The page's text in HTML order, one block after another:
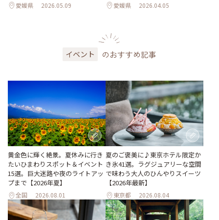
愛媛県 2026.05.09 愛媛県 2026.04.05
イベント のおすすめ記事
黄金色に輝く絶景。夏休みに行き
たいひまわりスポット＆イベント
15選。巨大迷路や夜のライトアッ
プまで【2026年夏】
全国 2026.08.01
夏のご褒美に♪東京ホテル限定か
き氷41選。ラグジュアリーな空間
で味わう大人のひんやりスイーツ
【2026年最新】
東京都 2026.08.04